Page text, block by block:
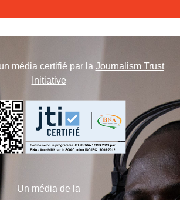
média certifié par la Journalism Trust
Initiative
Un média de la